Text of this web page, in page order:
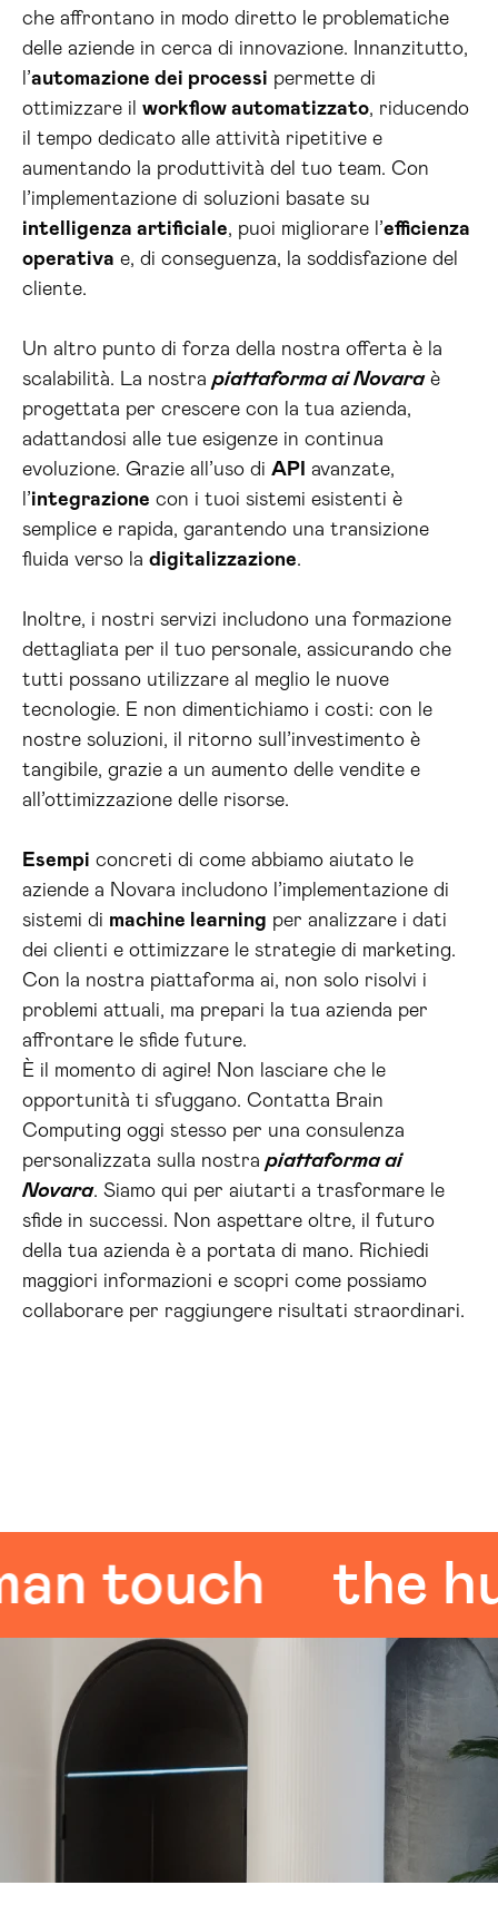
che affrontano in modo diretto le problematiche
delle aziende in cerca di innovazione. Innanzitutto,
l’automazione dei processi permette di
ottimizzare il workflow automatizzato, riducendo
il tempo dedicato alle attività ripetitive e
aumentando la produttività del tuo team. Con
l’implementazione di soluzioni basate su
intelligenza artificiale, puoi migliorare l’efficienza
operativa e, di conseguenza, la soddisfazione del
cliente.
Un altro punto di forza della nostra offerta è la
scalabilità. La nostra piattaforma ai Novaraè
progettata per crescere con la tua azienda,
adattandosi alle tue esigenze in continua
evoluzione. Grazie all’uso di API avanzate,
l’integrazione con i tuoi sistemi esistenti è
semplice e rapida, garantendo una transizione
fluida verso la digitalizzazione.
Inoltre, i nostri servizi includono una formazione
dettagliata per il tuo personale, assicurando che
tutti possano utilizzare al meglio le nuove
tecnologie. E non dimentichiamo i costi: con le
nostre soluzioni, il ritorno sull’investimento è
tangibile, grazie a un aumento delle vendite e
all’ottimizzazione delle risorse.
Esempi concreti di come abbiamo aiutato le
aziende a Novara includono l’implementazione di
sistemi di machine learning per analizzare i dati
dei clienti e ottimizzare le strategie di marketing.
Con la nostra piattaforma ai, non solo risolvi i
problemi attuali, ma prepari la tua azienda per
affrontare le sfide future.
È il momento di agire! Non lasciare che le
opportunità ti sfuggano. Contatta Brain
Computing oggi stesso per una consulenza
personalizzata sulla nostra piattaforma ai
Novara. Siamo qui per aiutarti a trasformare le
sfide in successi. Non aspettare oltre, il futuro
della tua azienda è a portata di mano. Richiedi
maggiori informazioni e scopri come possiamo
collaborare per raggiungere risultati straordinari.
the